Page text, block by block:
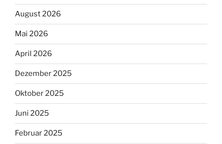
August 2026
Mai 2026
April 2026
Dezember 2025
Oktober 2025
Juni 2025
Februar 2025